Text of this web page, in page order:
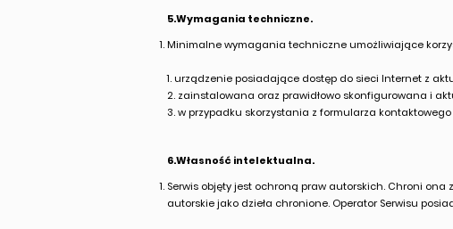
5.Wymagania techniczne.
Minimalne wymagania techniczne umożliwiające
1. urządzenie posiadające dostęp do sieci Internet z
2. zainstalowana oraz prawidłowo skonfigurowana i
3. w przypadku skorzystania z formularza
6.Własność intelektualna.
Serwis objęty jest ochroną praw autorskich. Chroni
autorskie jako dzieła chronione. Operator Serwisu